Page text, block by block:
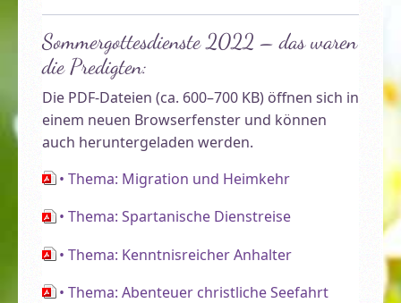
Willkommen! Großes Gästehaus der Malche …
Sommergottesdienste 2022 – das waren
die Predigten:
Die PDF-Dateien (ca. 600–700 KB) öffnen sich in
einem neuen Browserfenster und können
auch heruntergeladen werden.
• Thema: Migration und Heimkehr
• Thema: Spartanische Dienstreise
• Thema: Kenntnisreicher Anhalter
• Thema: Abenteuer christliche Seefahrt